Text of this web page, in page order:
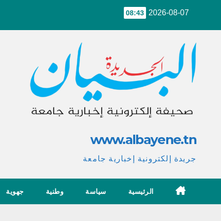
2026-08-07
08:43
www.albayene.tn
جريدة إلكترونية إخبارية جامعة
الرئيسية سياسة وطنية جهوية